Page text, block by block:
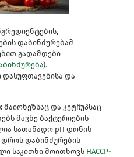
დაბინძურებამ
გადამდები
).
და
მაიონეზსაც და კეტჩუპსაც
მავნე ბაქტერიების
სათანადო pH დონის
დროს დაბინძურების
საკითხი მოითხოვს HACCP-